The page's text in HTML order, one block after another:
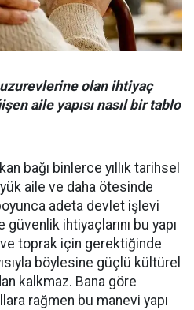
olan ihtiyaç
aile yapısı nasıl bir tablo
bağı binlerce yıllık tarihsel
aile ve daha ötesinde
adeta devlet işlevi
ihtiyaçlarını bu yapı
ve toprak için gerektiğinde
böylesine güçlü kültürel
kalkmaz. Bana göre
rağmen bu manevi yapı